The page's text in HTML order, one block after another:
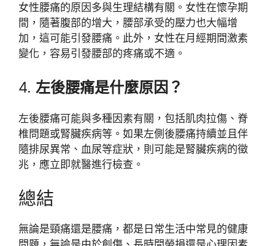
女性腰痛的原因多與生理結構有關。女性在懷孕期
間，隨著腹部的增大，腰部承受的壓力也大幅增
加，這可能引發腰痛。此外，女性在月經期間激素
變化，容易引發腰部的疼痛或不適。
4. 左後腰痛是什麼原因？
左後腰痛可能與多種因素有關，包括肌肉拉傷、脊
椎問題或腎臟疾病等。如果左側後腰痛持續並且伴
隨排尿異常、血尿等症狀，則可能是腎臟疾病的徵
兆，應立即就醫進行檢查。
總結
無論是頸痛還是腰痛，都是日常生活中常見的健康